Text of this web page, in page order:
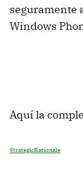
seguramente
Windows
Aquí la
StrategicRationale